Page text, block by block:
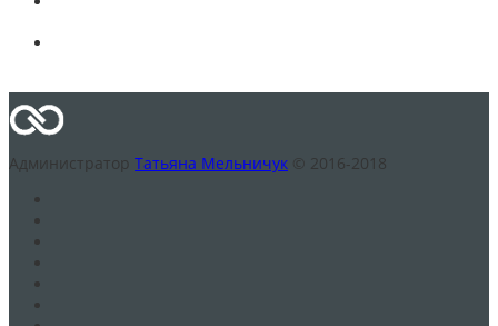
Администратор Татьяна Мельничук © 2016-2018